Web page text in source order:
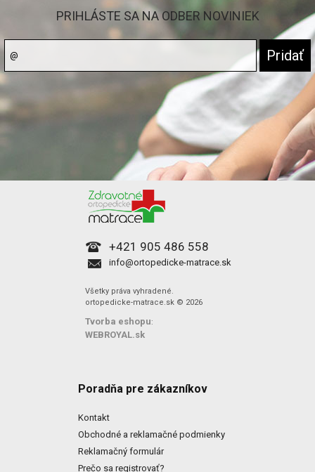
PRIHLÁSTE SA NA ODBER NOVINIEK
+421 905 486 558
info@ortopedicke-matrace.sk
Všetky práva vyhradené.
ortopedicke-matrace.sk © 2026
Tvorba eshopu:
WEBROYAL.sk
Poradňa pre zákazníkov
Kontakt
Obchodné a reklamačné podmienky
Reklamačný formulár
Prečo sa registrovať?